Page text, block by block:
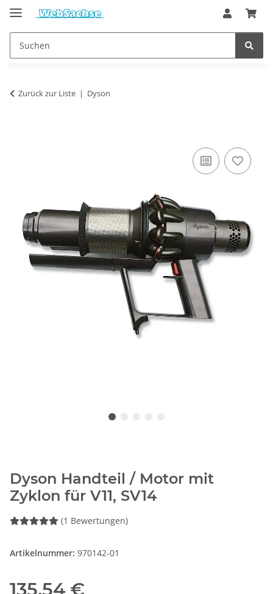
Zurück zur Liste Dyson
Dyson Handteil / Motor mit
Zyklon für V11, SV14
(1 Bewertungen)
Artikelnummer: 970142-01
135,54 €